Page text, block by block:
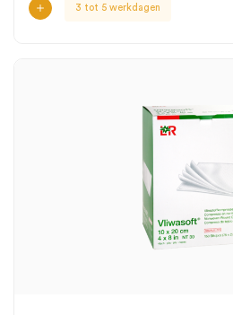
3 tot 5 werkdagen